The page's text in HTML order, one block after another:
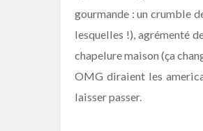
gourmande : un crumble
lesquelles !), agrémenté
chapelure maison (ça
OMG diraient les
laisser passer.